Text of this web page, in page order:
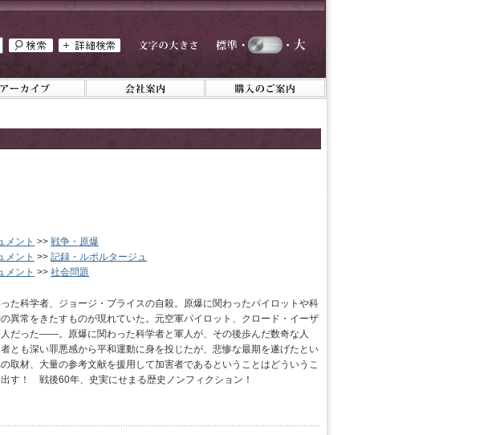
メント >> 戦争・原爆
メント >> 記録・ルポルタージュ
メント >> 社会問題
た科学者、ジョージ・プライスの自殺。原爆に関わったパイロットや科
異常をきたすものが現れていた。元空軍パイロット、クロード・イーザ
人だった――。原爆に関わった科学者と軍人が、その後歩んだ数奇な人
とも深い罪悪感から平和運動に身を投じたが、悲惨な最期を遂げたとい
取材、大量の参考文献を援用して加害者であるということはどういうこ
す！ 戦後60年、史実にせまる歴史ノンフィクション！